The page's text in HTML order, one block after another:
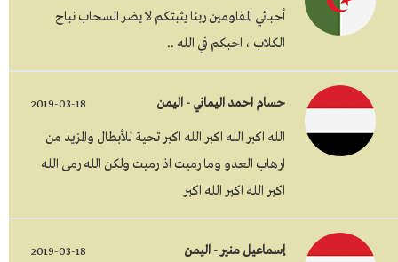
أحبائي المقاومين ربنا يثبتكم لا يضر السحاب نباح
الكلاب ، احبكم في الله ..
حسام احمد اليماني - اليمن 2019-03-18
الله اكبر الله اكبر الله اكبر تحية للأبطال والمزيد من
ارهاب العدو وما رميت اذ رميت ولكن الله رمى الله
اكبر الله اكبر الله اكبر
إسماعيل منير - اليمن 2019-03-18